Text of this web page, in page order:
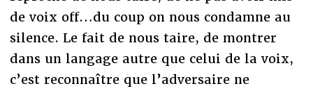
de voix off…du coup on nous condamne au
silence. Le fait de nous taire, de montrer
dans un langage autre que celui de la voix,
c’est reconnaître que l’adversaire ne